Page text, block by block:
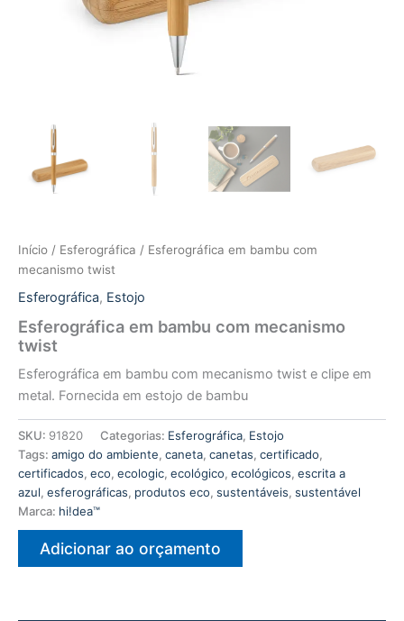
Início / Esferográfica / Esferográfica em bambu com
mecanismo twist
Esferográfica, Estojo
Esferográfica em bambu com mecanismo
twist
Esferográfica em bambu com mecanismo twist e clipe em
metal. Fornecida em estojo de bambu
SKU: 91820 Categorias: Esferográfica, Estojo
Tags: amigo do ambiente, caneta, canetas, certificado,
certificados, eco, ecologic, ecológico, ecológicos, escrita a
azul, esferográficas, produtos eco, sustentáveis, sustentável
Marca: hi!dea™
Adicionar ao orçamento